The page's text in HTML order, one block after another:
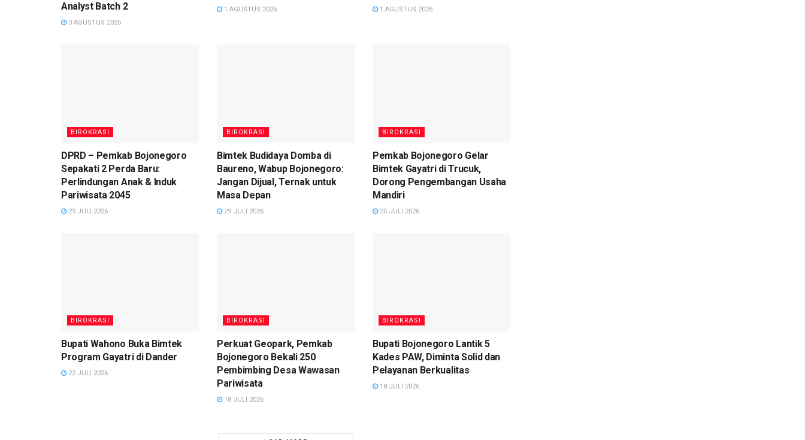
Analyst Batch 2
3 AGUSTUS 2026
1 AGUSTUS 2026 1 AGUSTUS 2026
BIROKRASI
DPRD – Pemkab Bojonegoro
Sepakati 2 Perda Baru:
Perlindungan Anak & Induk
Pariwisata 2045
29 JULI 2026
BIROKRASI
Bimtek Budidaya Domba di
Baureno, Wabup Bojonegoro:
Jangan Dijual, Ternak untuk
Masa Depan
29 JULI 2026
BIROKRASI
Pemkab Bojonegoro Gelar
Bimtek Gayatri di Trucuk,
Dorong Pengembangan Usaha
Mandiri
25 JULI 2026
BIROKRASI
Bupati Wahono Buka Bimtek
Program Gayatri di Dander
22 JULI 2026
BIROKRASI
Perkuat Geopark, Pemkab
Bojonegoro Bekali 250
Pembimbing Desa Wawasan
Pariwisata
18 JULI 2026
BIROKRASI
Bupati Bojonegoro Lantik 5
Kades PAW, Diminta Solid dan
Pelayanan Berkualitas
18 JULI 2026